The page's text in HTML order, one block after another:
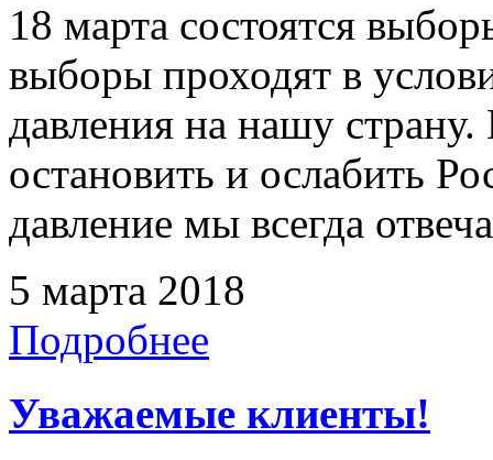
18 марта состоятся
выборы проходят в
давления на нашу страну.
остановить и ослабить
давление мы всегда
5 марта 2018
Подробнее
Уважаемые клиенты!